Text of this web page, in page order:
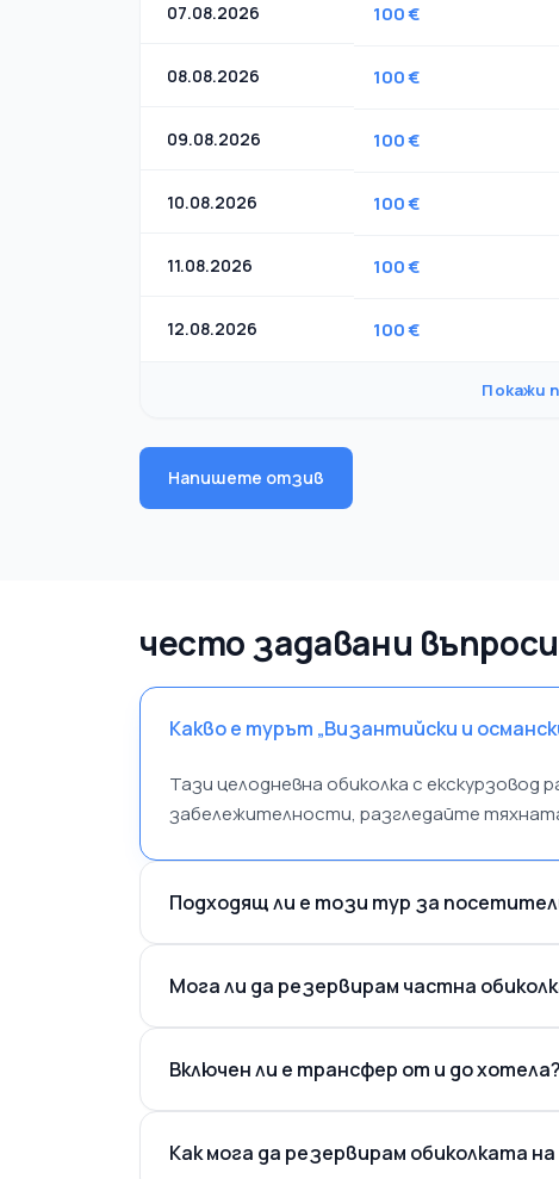
07.08.2026 100 €
08.08.2026 100 €
09.08.2026 100 €
10.08.2026 100 €
11.08.2026 100 €
12.08.2026 100 €
Покажи
Напишете отзив
често задавани въпроси
Какво е турът „Византийски и
Тази целодневна обиколка с
забележителности, разгледайте
Подходящ ли е този тур за
Мога ли да резервирам частна
Включен ли е трансфер от и до хотела?
Как мога да резервирам обиколката